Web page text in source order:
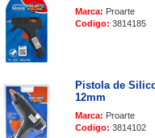
Marca: Proarte
Codigo: 3814185
Pistola de
12mm
Marca: Proarte
Codigo: 3814102